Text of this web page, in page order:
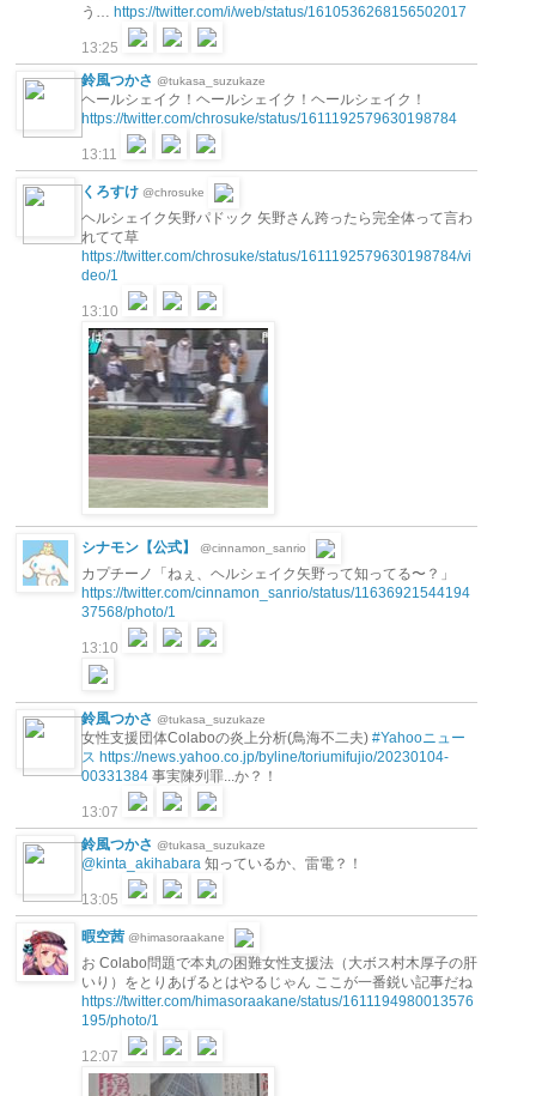
う… https://twitter.com/i/web/status/1610536268156502017
13:25
鈴風つかさ @tukasa_suzukaze
ヘールシェイク！ヘールシェイク！ヘールシェイク！
https://twitter.com/chrosuke/status/1611192579630198784
13:11
くろすけ @chrosuke
ヘルシェイク矢野パドック 矢野さん跨ったら完全体って言わ
れてて草
https://twitter.com/chrosuke/status/1611192579630198784/vi
deo/1
13:10
シナモン【公式】 @cinnamon_sanrio
カプチーノ「ねぇ、ヘルシェイク矢野って知ってる〜？」
https://twitter.com/cinnamon_sanrio/status/11636921544194
37568/photo/1
13:10
鈴風つかさ @tukasa_suzukaze
女性支援団体Colaboの炎上分析(鳥海不二夫) #Yahooニュー
ス https://news.yahoo.co.jp/byline/toriumifujio/20230104-
00331384 事実陳列罪...か？！
13:07
鈴風つかさ @tukasa_suzukaze
@kinta_akihabara 知っているか、雷電？！
13:05
暇空茜 @himasoraakane
お Colabo問題で本丸の困難女性支援法（大ボス村木厚子の肝
いり）をとりあげるとはやるじゃん ここが一番鋭い記事だね
https://twitter.com/himasoraakane/status/1611194980013576
195/photo/1
12:07